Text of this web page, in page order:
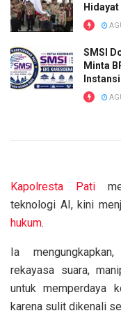
Hidayat
SMSI
Minta
Kapolresta Pati
teknologi AI, kini
hukum.
Ia
rekayasa suara,
untuk memperdaya
karena sulit dikenali